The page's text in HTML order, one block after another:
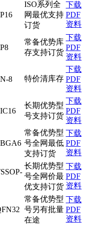
ISO系列全
网最优支持
订货
下载
PDF
资料
常备优势库
存支持订货
下载
PDF
资料
8 特价清库存
下载
PDF
资料
长期优势型
号支持订货
下载
PDF
资料
常备优势型
号全网最低
支持订货
下载
PDF
资料
长期优势型
号全网价最
优支持订货
下载
PDF
资料
常备优势型
号另有批量
在途
下载
PDF
资料